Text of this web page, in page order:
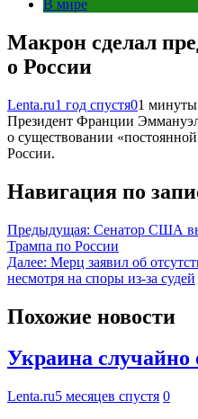
В мире
Макрон сделал
о России
Lenta.ru1 год спустя01 минуты
Президент Франции
о существовании
России.
Навигация по
Предыдущая: Сенатор США
Трампа по России
Далее: Мерц заявил об
несмотря на споры из-за судей
Похожие новости
Украина случайно
Lenta.ru5 месяцев спустя 0